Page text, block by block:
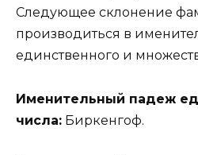
Следующее склонение
производиться в
единственного и
Именительный падеж
числа: Биркенгоф.